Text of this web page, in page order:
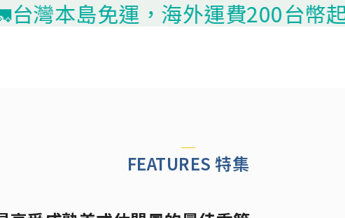
島免運，海外運費200台幣起算，
FEATURES 特集